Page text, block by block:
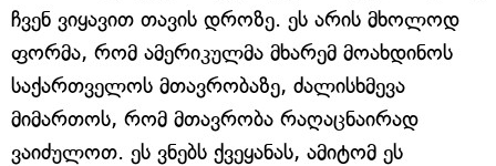
ჩვენ ვიყავით თავის დროზე. ეს არის მხოლოდ
ფორმა, რომ ამერიკულმა მხარემ მოახდინოს
საქართველოს მთავრობაზე, ძალისხმევა
მიმართოს, რომ მთავრობა რაღაცნაირად
ვაიძულოთ. ეს ვნებს ქვეყანას, ამიტომ ეს